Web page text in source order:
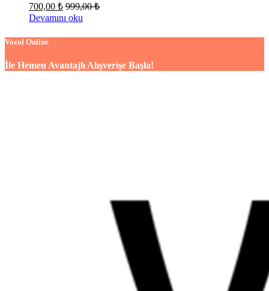
700,00 ₺ 999,00₺
Devamını oku
Vozol Online
İle Hemen Avantajlı Alışverişe Başla!